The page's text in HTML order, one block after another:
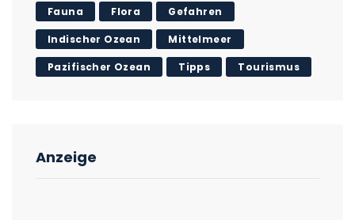
Fauna Flora Gefahren
Indischer Ozean Mittelmeer
Pazifischer Ozean Tipps Tourismus
Anzeige